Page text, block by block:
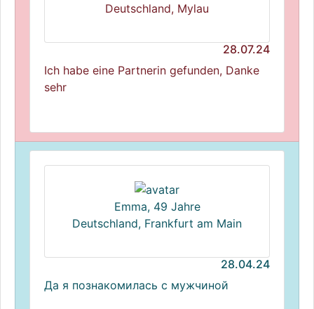
Deutschland, Mylau
28.07.24
Ich habe eine Partnerin gefunden, Danke
sehr
Emma, 49 Jahre
Deutschland, Frankfurt am Main
28.04.24
Да я познакомилась с мужчиной